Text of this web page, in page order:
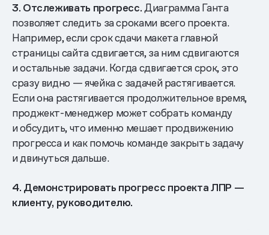
3. Отслеживать прогресс.Диаграмма Ганта
позволяет следить за сроками всего проекта.
Например, если срок сдачи макета главной
страницы сайта сдвигается, за ним сдвигаются
и остальные задачи. Когда сдвигается срок, это
сразу видно — ячейка с задачей растягивается.
Если она растягивается продолжительное время,
проджект-менеджер может собрать команду
и обсудить, что именно мешает продвижению
прогресса и как помочь команде закрыть задачу
и двинуться дальше.
4. Демонстрировать прогресс проекта ЛПР —
клиенту, руководителю.